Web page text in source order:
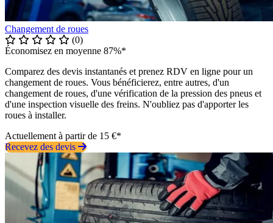
Changement de roues
(0)
Économisez en moyenne 87%*
Comparez des devis instantanés et prenez RDV en ligne pour un
changement de roues. Vous bénéficierez, entre autres, d'un
changement de roues, d'une vérification de la pression des pneus et
d'une inspection visuelle des freins. N'oubliez pas d'apporter les
roues à installer.
Actuellement à partir de 15 €*
Recevez des devis